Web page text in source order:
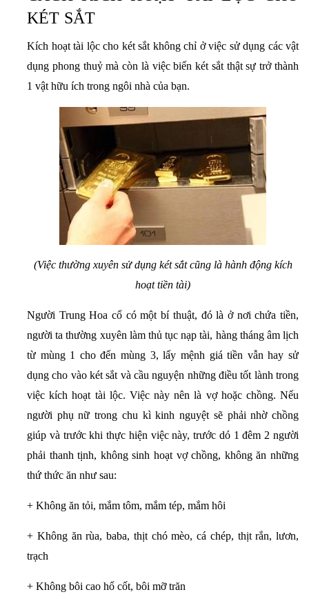
KÉT SẮT
Kích hoạt tài lộc cho két sắt không chỉ ở việc sử dụng các vật
dụng phong thuỷ mà còn là việc biến két sắt thật sự trở thành
1 vật hữu ích trong ngôi nhà của bạn.
(Việc thường xuyên sử dụng két sắt cũng là hành động kích
hoạt tiền tài)
Người Trung Hoa cổ có một bí thuật, đó là ở nơi chứa tiền,
người ta thường xuyên làm thủ tục nạp tài, hàng tháng âm lịch
từ mùng 1 cho đến mùng 3, lấy mệnh giá tiền vẫn hay sử
dụng cho vào két sắt và cầu nguyện những điều tốt lành trong
việc kích hoạt tài lộc. Việc này nên là vợ hoặc chồng. Nếu
người phụ nữ trong chu kì kinh nguyệt sẽ phải nhờ chồng
giúp và trước khi thực hiện việc này, trước dó 1 đêm 2 người
phải thanh tịnh, không sinh hoạt vợ chồng, không ăn những
thứ thức ăn như sau:
+ Không ăn tỏi, mắm tôm, mắm tép, mắm hôi
+ Không ăn rùa, baba, thịt chó mèo, cá chép, thịt rắn, lươn,
trạch
+ Không bôi cao hổ cốt, bôi mỡ trăn